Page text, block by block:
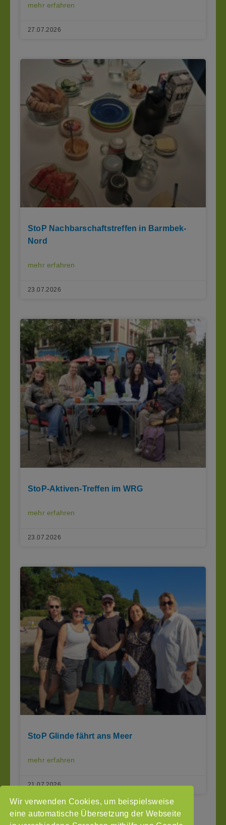
mehr erfahren
27.07.2026
StoP Nachbarschaftstreffen in Barmbek-
Nord
mehr erfahren
23.07.2026
StoP-Aktiven-Treffen im WRG
mehr erfahren
23.07.2026
StoP Glinde fährt ans Meer
mehr erfahren
21.07.2026
« Seite zurück 1 2 3 Seite vor »
Wir verwenden Cookies, um beispielsweise
eine automatische Übersetzung der Webseite